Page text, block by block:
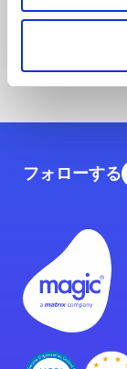
フォローする